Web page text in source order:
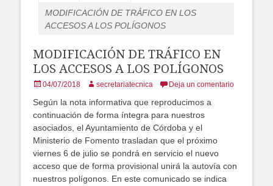
MODIFICACIÓN DE TRÁFICO EN LOS
ACCESOS A LOS POLÍGONOS
MODIFICACIÓN DE TRÁFICO EN
LOS ACCESOS A LOS POLÍGONOS
Posted
04/07/2018 Author
secretariatecnica Deja un comentario
Según la nota informativa que reproducimos a
continuación de forma íntegra para nuestros
asociados, el Ayuntamiento de Córdoba y el
Ministerio de Fomento trasladan que el próximo
viernes 6 de julio se pondrá en servicio el nuevo
acceso que de forma provisional unirá la autovía con
nuestros polígonos. En este comunicado se indica